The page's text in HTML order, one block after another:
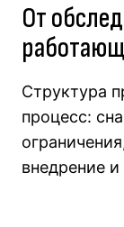
От
Структура
процесс:
внедрение